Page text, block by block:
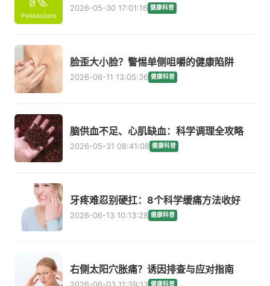
2026-05-30 17:01:16 健康科普
脸歪大小脸？警惕单侧咀嚼的健康陷阱
2026-06-11 13:05:36 健康科普
脑供血不足、心肌缺血：科学调理全攻略
2026-05-31 08:41:08 健康科普
牙疼难忍别硬扛：8个科学缓痛方法收好
2026-06-13 10:13:28 健康科普
右侧太阳穴胀痛？诱因排查与应对指南
健康科普